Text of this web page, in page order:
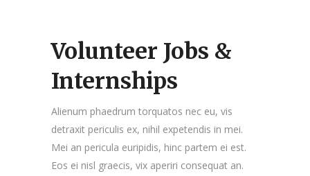
Volunteer Jobs &
Internships
Alienum phaedrum torquatos nec eu, vis
detraxit periculis ex, nihil expetendis in mei.
Mei an pericula euripidis, hinc partem ei est.
Eos ei nisl graecis, vix aperiri consequat an.